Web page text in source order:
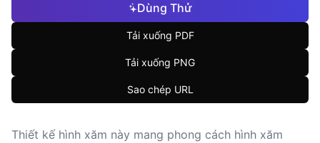
Dùng Thử
Tải xuống PDF
Tải xuống PNG
Sao chép URL
Thiết kế hình xăm này mang phong cách hình xăm